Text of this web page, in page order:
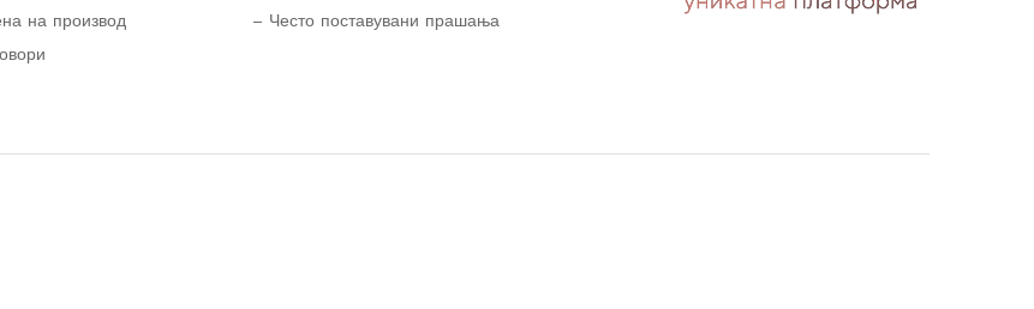
на производ
– Често поставувани прашања